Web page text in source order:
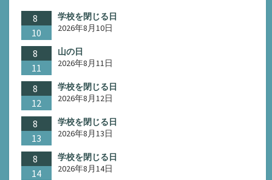
8
10
学校を閉じる日
2026年8月10日
8
11
山の日
2026年8月11日
8
12
学校を閉じる日
2026年8月12日
8
13
学校を閉じる日
2026年8月13日
8
14
学校を閉じる日
2026年8月14日